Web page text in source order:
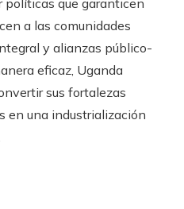
que garanticen
a las comunidades
y alianzas público-
eficaz, Uganda
sus fortalezas
en una industrialización